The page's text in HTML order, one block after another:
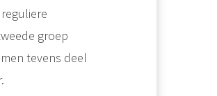
groep
tevens deel